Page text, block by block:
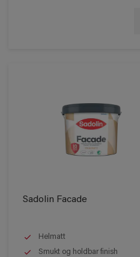
Sadolin Facade
Helmatt
Smukt og holdbar finish